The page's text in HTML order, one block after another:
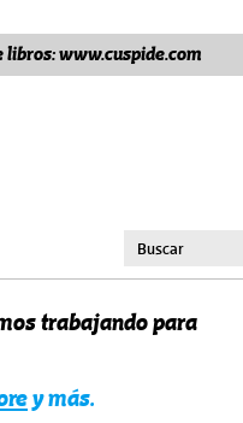
libros: www.cuspide.com
trabajando para
y más.